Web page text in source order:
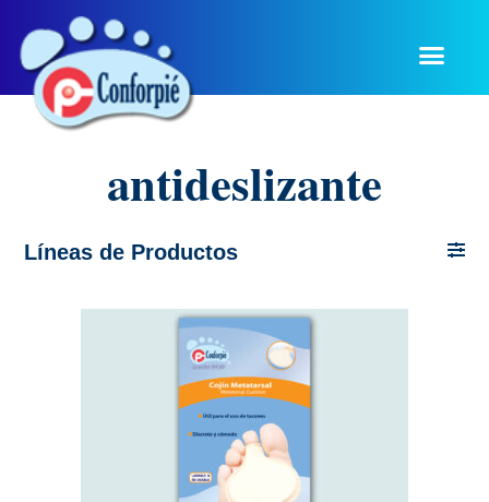
antideslizante
Líneas de Productos